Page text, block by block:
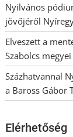
Nyilvános
jövőjéről
Elveszett a
Szabolcs
Százhatvannal
a Baross Gábor
Elérhetőség